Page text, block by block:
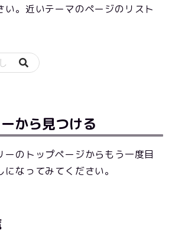
い。近いテーマのページのリスト
から見つける
ーのトップページからもう一度目
なってみてください。